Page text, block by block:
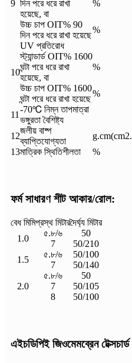
9 দিন পরে ধরে রাখা
হয়েছে, বা
%
উচ্চ চাপ OIT% 90
দিন পরে ধরে রাখা হয়েছে
%
10
UV প্রতিরোধ
স্ট্যান্ডার্ড OIT% 1600
ঘন্টা পরে ধরে রাখা
হয়েছে, বা
%
উচ্চ চাপ OIT% 1600
ঘন্টা পরে ধরে রাখা হয়েছে
%
11
-70℃ নিম্ন তাপমাত্রা
ভঙ্গুরতা বৈশিষ্ট্য
12
জলীয় বাষ্প
ব্যাপ্তিযোগ্যতা
13মাত্রিক স্থিতিশীলতা %
ফর্ম সাধারণ শীট আকার/রোল:
বেধ মিমিপ্রস্থ মিটারদৈর্ঘ্য মিটার
1.0
৫.৮/৬
50
7
50/210
1.5
৫.৮/৬
50/100
7
50/140
2.0
৫.৮/৬
50
7
50/105
8
50/100
এইচডিপিই জিওমেমব্রেন